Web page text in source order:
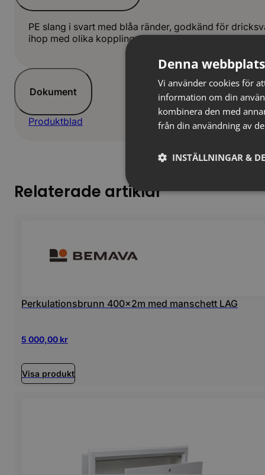
PE slang i svart med blåa ränder, godkänd för
ihop med olika kopplingar för att skapa ditt önskade
Dokument
Produktblad
Relaterade artiklar
Perkulationsbrunn 400x2m med manschett LAG
5 000,00 kr
Visa produkt
Denna
Vi använder cookies för
information om din
kombinera den med
från din användning av
INSTÄLLNINGAR &